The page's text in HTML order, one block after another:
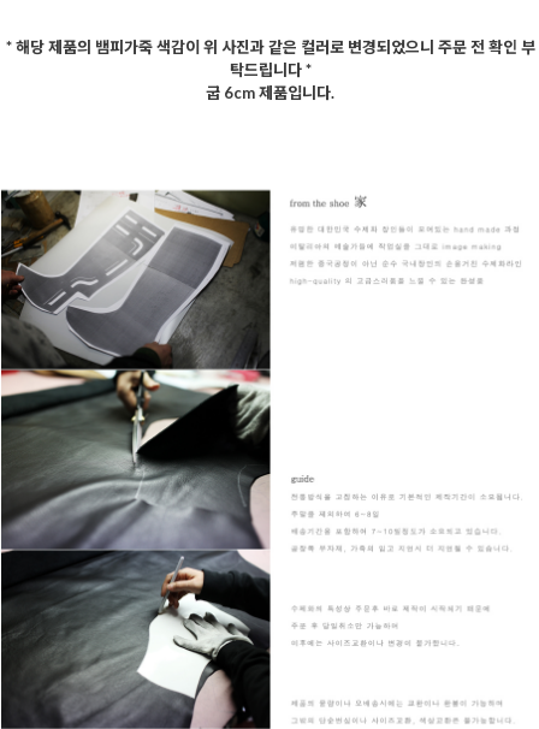
* 해당 제품의 뱀피가죽 색감이 위 사진과 같은 컬러로 변경되었으니 주문 전 확인 부
탁드립니다 *
굽 6cm 제품입니다.